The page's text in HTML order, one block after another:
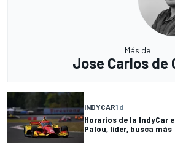
Más de
Jose Carlos de
INDYCAR1 d
Horarios de la IndyCar
Palou, líder, busca más